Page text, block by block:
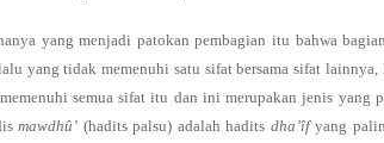
yang menjadi patokan pembagian itu bahwa
yang tidak memenuhi satu sifat bersama sifat
semua sifat itu dan ini merupakan jenis yang
mawdhû’ (hadits palsu) adalah hadits dha’îfyang